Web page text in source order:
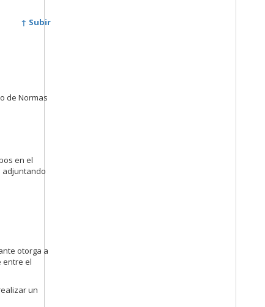
↑ Subir
de Normas
en el
adjuntando
otorga a
entre el
un